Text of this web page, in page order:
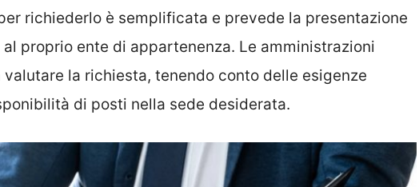
richiederlo è semplificata e prevede la presentazione
al proprio ente di appartenenza. Le amministrazioni
la richiesta, tenendo conto delle esigenze
di posti nella sede desiderata.